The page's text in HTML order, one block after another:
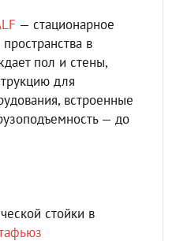
— стационарное
в
пол и стены,
для
встроенные
— до
стойки в